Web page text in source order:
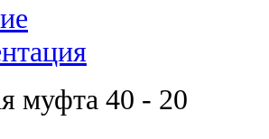
муфта 40 - 20